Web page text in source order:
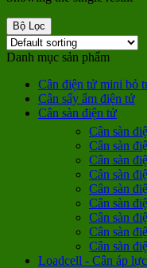
Bộ Lọc
Danh mục sản phẩm
Cân điện tử mini bỏ
Cân sấy ẩm điện tử
Cân sàn điện tử
Cân sàn
Cân sàn
Cân sàn
Cân sàn
Cân sàn
Cân sàn
Cân sàn
Cân sàn
Cân sàn
Loadcell - Cân áp lực